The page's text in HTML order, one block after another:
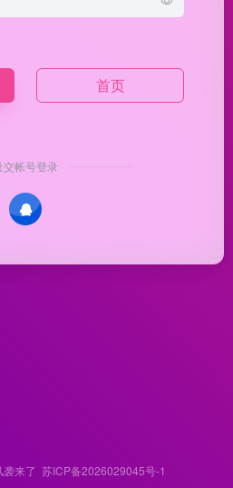
首页
交帐号登录
袭来了 苏ICP备2026029045号-1